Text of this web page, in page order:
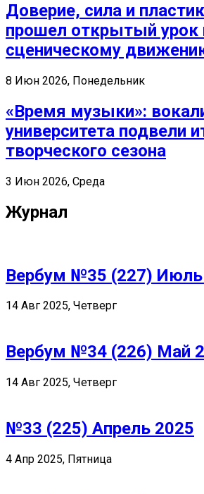
Доверие, сила и
прошел открытый урок
сценическому
8 Июн 2026, Понедельник
«Время музыки»:
университета подвели
творческого сезона
3 Июн 2026, Среда
Журнал
Вербум №35 (227) Июль
14 Авг 2025, Четверг
Вербум №34 (226) Май
14 Авг 2025, Четверг
№33 (225) Апрель 2025
4 Апр 2025, Пятница